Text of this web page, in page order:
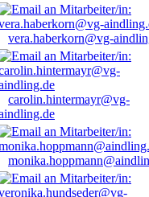
vera.haberkorn@vg-
carolin.hintermayr@vg-